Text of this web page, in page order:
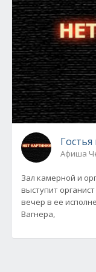
Афиша
Зал камерной и
выступит
вечер в ее
Вагнера,